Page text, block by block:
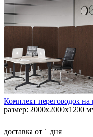
Комплект перегородок на
размер: 2000x2000x1200
доставка от 1 дня